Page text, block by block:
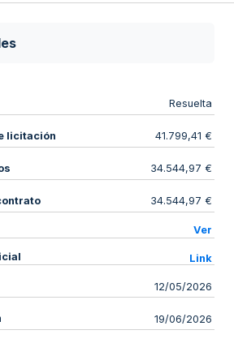
Resuelta
licitación 41.799,41 €
34.544,97 €
34.544,97 €
Ver
Link
12/05/2026
19/06/2026